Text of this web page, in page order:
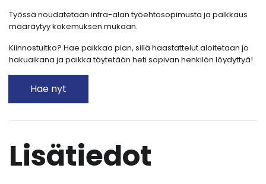
Työssä noudatetaan infra-alan työehtosopimusta ja palkkaus
määräytyy kokemuksen mukaan.
Kiinnostuitko? Hae paikkaa pian, sillä haastattelut aloitetaan jo
hakuaikana ja paikka täytetään heti sopivan henkilön löydyttyä!
Hae nyt
Lisätiedot